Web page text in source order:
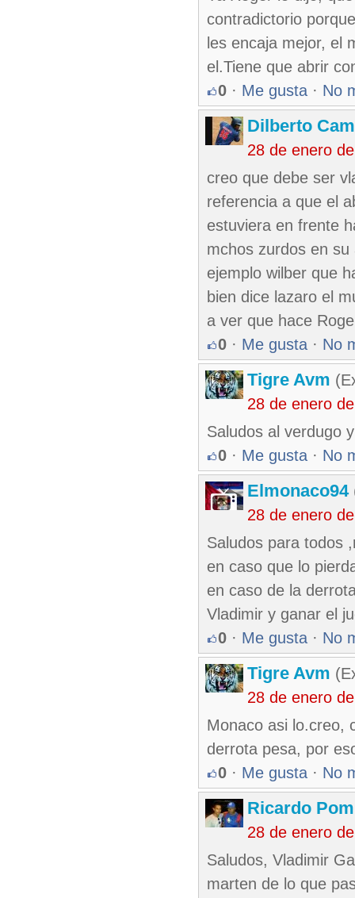
contradictorio
les encaja mejor, el
el.Tiene que abrir
0 · Me gusta · No
Dilberto
28 de enero
creo que debe ser
referencia a que el
estuviera en frente
mchos zurdos en
ejemplo wilber que
bien dice lazaro el
a ver que hace
0 · Me gusta · No
Tigre Avm
28 de enero
Saludos al verdugo
0 · Me gusta · No
Elmonaco94
28 de enero
Saludos para todos
en caso que lo
en caso de la
Vladimir y ganar el
0 · Me gusta · No
Tigre Avm
28 de enero
Monaco asi lo.creo,
derrota pesa, por
0 · Me gusta · No
Ricardo
28 de enero
Saludos, Vladimir
marten de lo que